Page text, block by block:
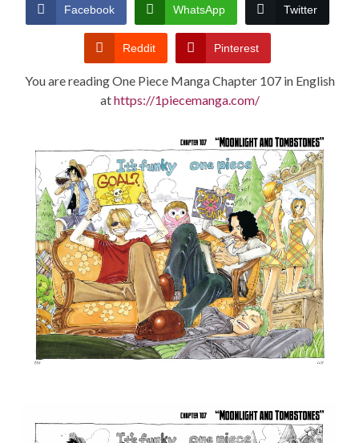
CONDITIONSFacebook WhatsApp Twitter
Reddit Pinterest
You are reading One Piece Manga Chapter 107 in English
athttps://1piecemanga.com/